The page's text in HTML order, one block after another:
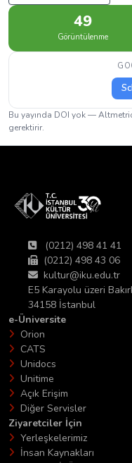
49
Görüntülenme
Bu yayında DOI yok —
gerektirir.
(0212) 498 41 41
(0212) 498 43 06
kultur@iku.edu.tr
E5 Karayolu üzeri
34158 İstanbul
e-Üniversite
Orion
CATS
Unidocs
Unitime
Açık Erişim
Diğer Servisler
Ziyaretciler İçin
Yerleşkelerimiz
İnsan Kaynakları